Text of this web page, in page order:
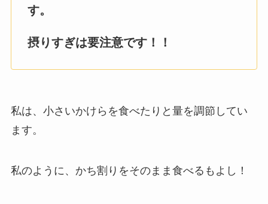
す。
摂りすぎは要注意です！！
私は、小さいかけらを食べたりと量を調節してい
ます。
私のように、かち割りをそのまま食べるもよし！